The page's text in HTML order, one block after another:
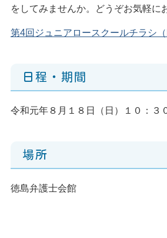
をしてみませんか。どうぞお気軽に
第4回ジュニアロースクールチラシ（
日程・期間
令和元年８月１８日（日）１０：３
場所
徳島弁護士会館